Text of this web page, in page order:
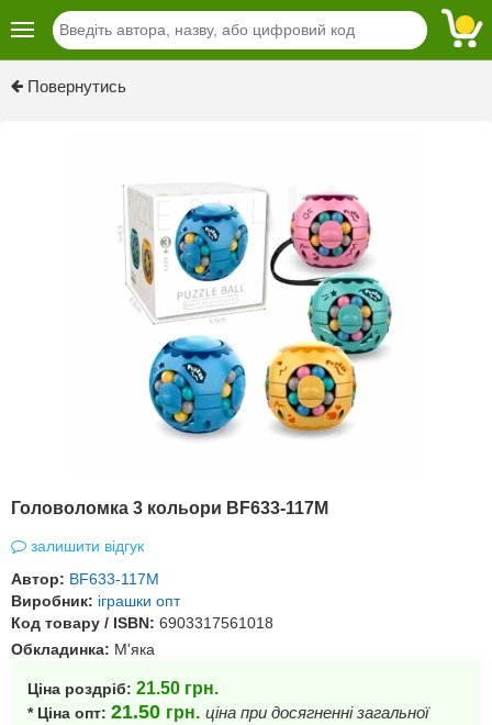
Повернутись
Головоломка 3 кольори BF633-117M
залишити відгук
Автор: BF633-117M
Виробник: іграшки опт
Код товару / ISBN: 6903317561018
Обкладинка: М'яка
Ціна роздріб: 21.50 грн.
* Ціна опт: 21.50 грн. ціна при досягненні загальної